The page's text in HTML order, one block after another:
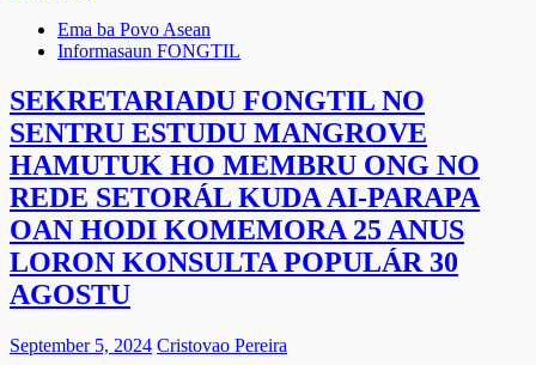
Ema ba Povo Asean
Informasaun FONGTIL
SEKRETARIADU FONGTIL NO
SENTRU ESTUDU MANGROVE
HAMUTUK HO MEMBRU ONG NO
REDE SETORÁL KUDA AI-PARAPA
OAN HODI KOMEMORA 25 ANUS
LORON KONSULTA POPULÁR 30
AGOSTU
September 5, 2024 Cristovao Pereira